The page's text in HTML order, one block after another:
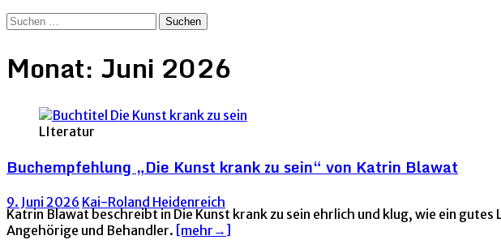
Suchen
Monat: Juni 2026
LIteratur
Buchempfehlung „Die Kunst krank zu sein“ von Katrin Blawat
9. Juni 2026 Kai-Roland Heidenreich
Katrin Blawat beschreibt in Die Kunst krank zu sein ehrlich und klug, wie ein
Angehörige und Behandler. [mehr→]